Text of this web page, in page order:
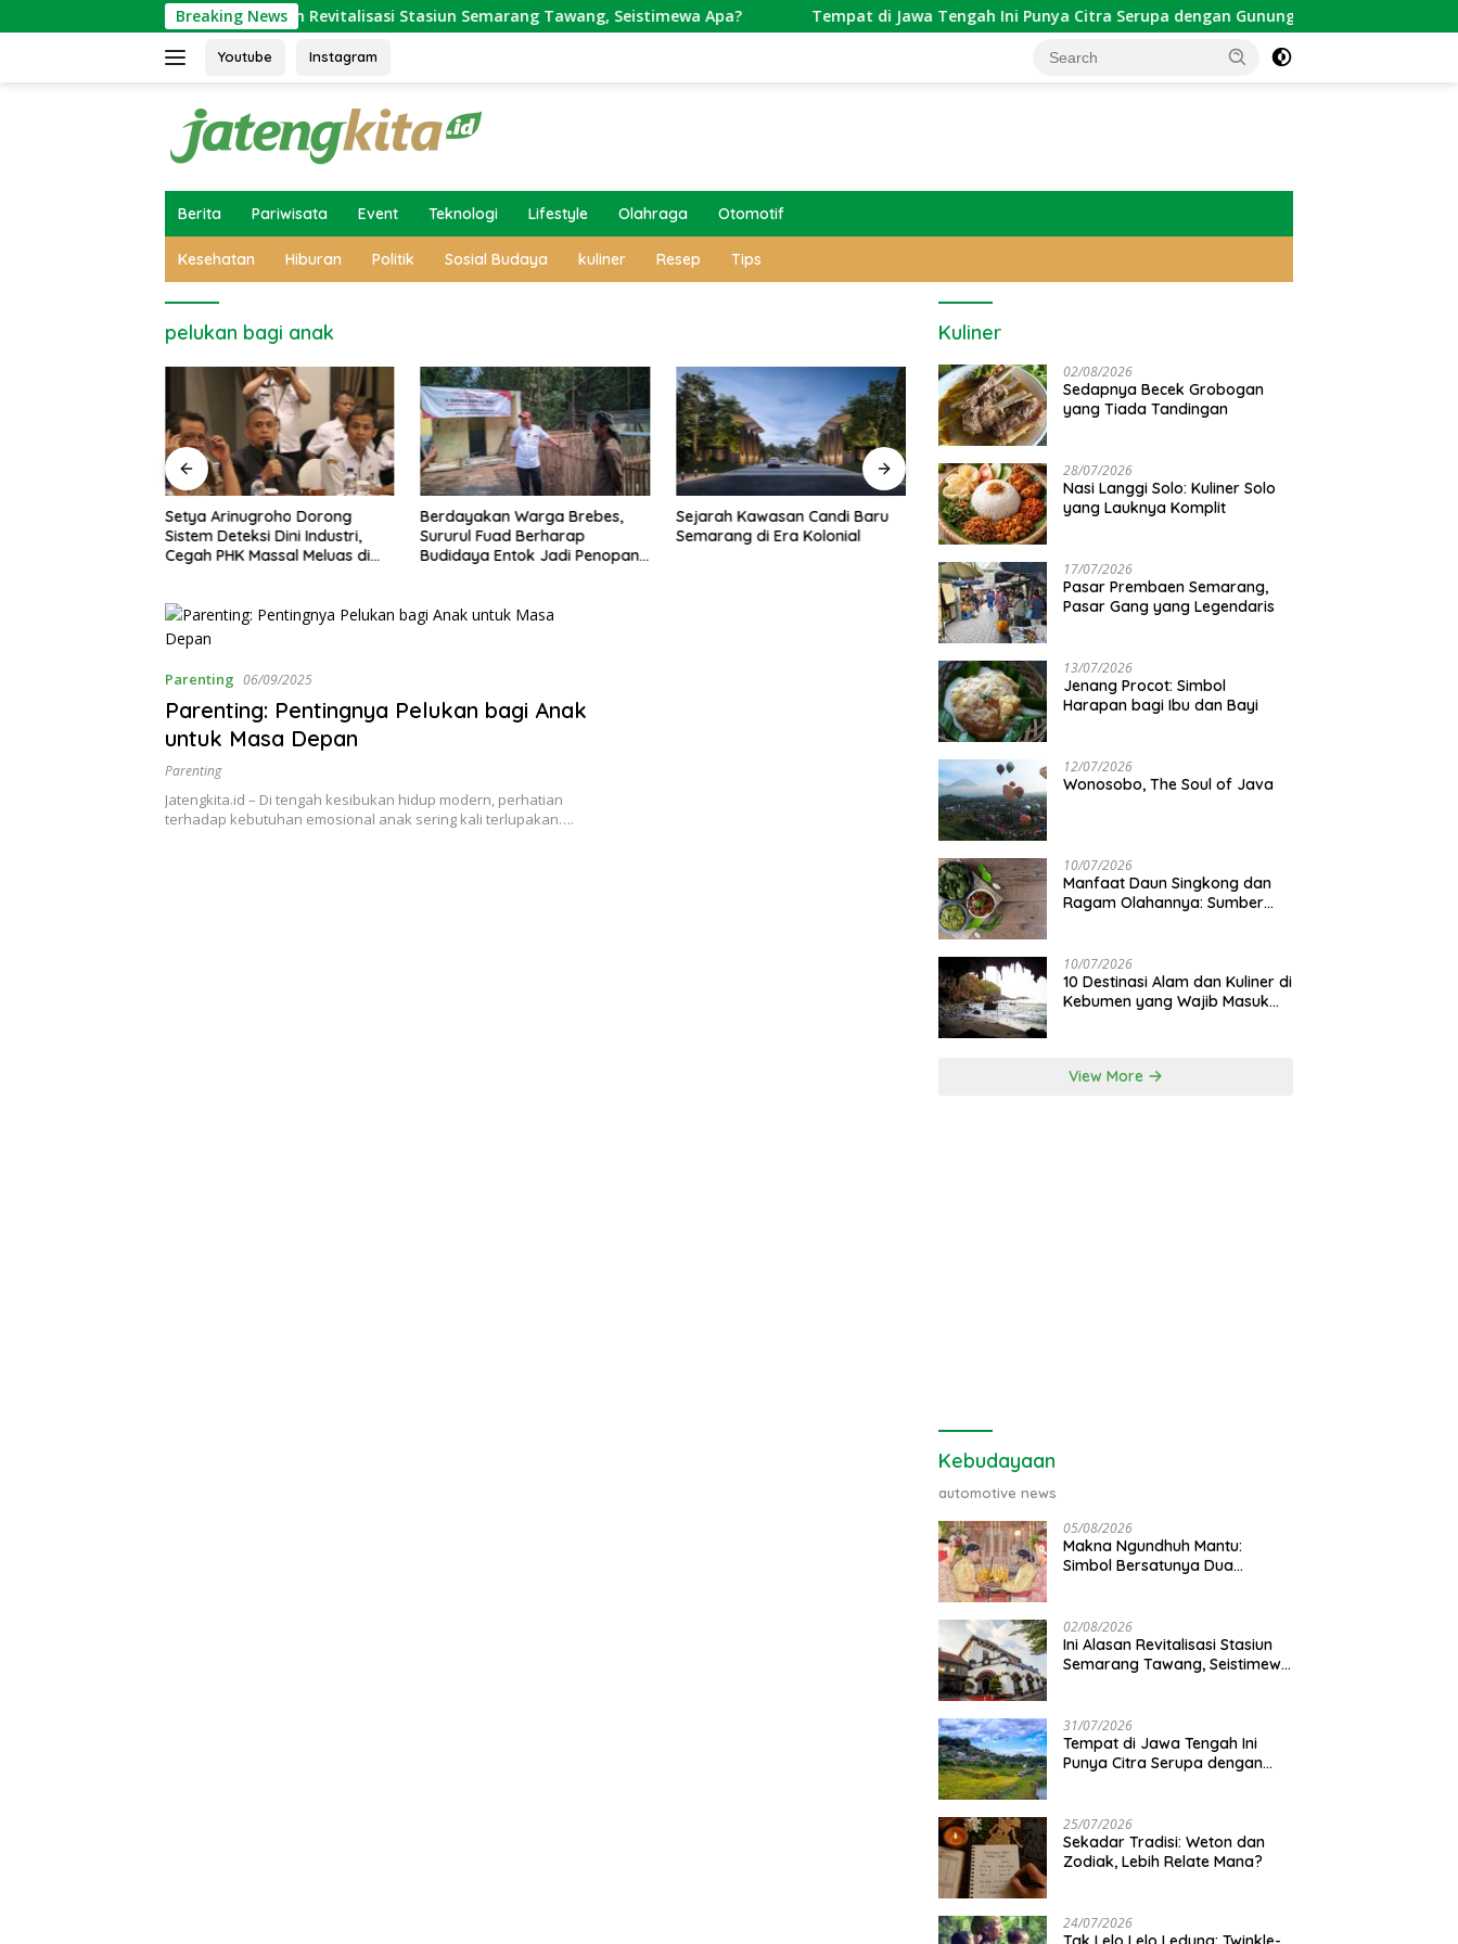
to
Breaking News
Ini Alasan Revitalisasi Stasiun Semarang Tawang, Seistimewa Apa? Tempat di Jawa Tengah Ini Punya Citra Serupa dengan Gunung Kawi
Youtube Instagram
Berita Pariwisata Event Teknologi Lifestyle Olahraga Otomotif
Kesehatan Hiburan Politik Sosial Budaya kuliner Resep Tips
pelukan bagi anak
Berdayakan Warga Brebes,
Sururul Fuad Berharap
Budidaya Entok Jadi Penopang
Sejarah Kawasan Candi Baru
Semarang di Era Kolonial
Setya Arinugroho: Program
Magang Kerja Jepang Jadi
5 Fakta Mengejutkan di Balik
Proklamasi Kemerdekaan
Gunung di Jawa Tengah Buat
Parenting 06/09/2025
Parenting: Pentingnya Pelukan bagi Anak
untuk Masa Depan
Parenting
Jatengkita.id – Di tengah kesibukan hidup modern, perhatian
terhadap kebutuhan emosional anak sering kali terlupakan….
Kuliner
02/08/2026
Sedapnya Becek Grobogan
yang Tiada Tandingan
28/07/2026
Nasi Langgi Solo: Kuliner Solo
yang Lauknya Komplit
17/07/2026
Pasar Prembaen Semarang,
Pasar Gang yang Legendaris
13/07/2026
Jenang Procot: Simbol
Harapan bagi Ibu dan Bayi
12/07/2026
Wonosobo, The Soul of Java
10/07/2026
Manfaat Daun Singkong dan
Ragam Olahannya: Sumber
10/07/2026
10 Destinasi Alam dan Kuliner di
Kebumen yang Wajib Masuk
View More
Kebudayaan
automotive news
05/08/2026
Makna Ngundhuh Mantu:
Simbol Bersatunya Dua
02/08/2026
Ini Alasan Revitalisasi Stasiun
Semarang Tawang, Seistimewa
31/07/2026
Tempat di Jawa Tengah Ini
Punya Citra Serupa dengan
25/07/2026
Sekadar Tradisi: Weton dan
Zodiak, Lebih Relate Mana?
24/07/2026